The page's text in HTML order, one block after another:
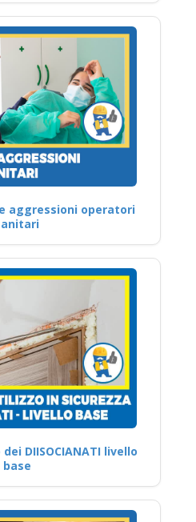
aggressioni operatori
DIISOCIANATI livello
base